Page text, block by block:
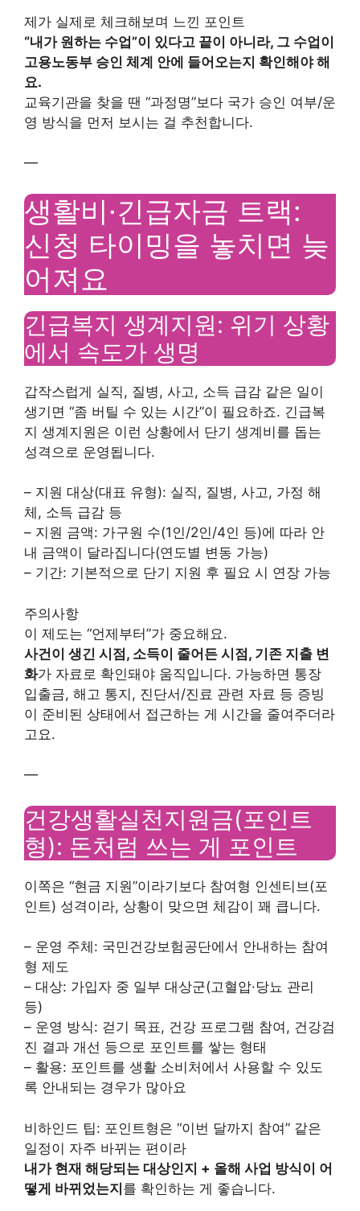
제가 실제로 체크해보며 느낀 포인트
“내가 원하는 수업”이 있다고 끝이 아니라, 그 수업이
고용노동부 승인 체계 안에 들어오는지 확인해야 해
요.
교육기관을 찾을 땐 “과정명”보다 국가 승인 여부/운
영 방식을 먼저 보시는 걸 추천합니다.
—
생활비·긴급자금 트랙:
신청 타이밍을 놓치면 늦
어져요
긴급복지 생계지원: 위기 상황
에서 속도가 생명
갑작스럽게 실직, 질병, 사고, 소득 급감 같은 일이
생기면 “좀 버틸 수 있는 시간”이 필요하죠. 긴급복
지 생계지원은 이런 상황에서 단기 생계비를 돕는
성격으로 운영됩니다.
– 지원 대상(대표 유형): 실직, 질병, 사고, 가정 해
체, 소득 급감 등
– 지원 금액: 가구원 수(1인/2인/4인 등)에 따라 안
내 금액이 달라집니다(연도별 변동 가능)
– 기간: 기본적으로 단기 지원 후 필요 시 연장 가능
주의사항
이 제도는 “언제부터”가 중요해요.
사건이 생긴 시점, 소득이 줄어든 시점, 기존 지출 변
화가 자료로 확인돼야 움직입니다. 가능하면 통장
입출금, 해고 통지, 진단서/진료 관련 자료 등 증빙
이 준비된 상태에서 접근하는 게 시간을 줄여주더라
고요.
—
건강생활실천지원금(포인트
형): 돈처럼 쓰는 게 포인트
이쪽은 “현금 지원”이라기보다 참여형 인센티브(포
인트) 성격이라, 상황이 맞으면 체감이 꽤 큽니다.
– 운영 주체: 국민건강보험공단에서 안내하는 참여
형 제도
– 대상: 가입자 중 일부 대상군(고혈압·당뇨 관리
등)
– 운영 방식: 걷기 목표, 건강 프로그램 참여, 건강검
진 결과 개선 등으로 포인트를 쌓는 형태
– 활용: 포인트를 생활 소비처에서 사용할 수 있도
록 안내되는 경우가 많아요
비하인드 팁: 포인트형은 “이번 달까지 참여” 같은
일정이 자주 바뀌는 편이라
내가 현재 해당되는 대상인지 + 올해 사업 방식이 어
떻게 바뀌었는지를 확인하는 게 좋습니다.